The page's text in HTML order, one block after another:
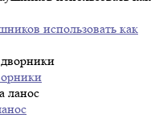
использовать как